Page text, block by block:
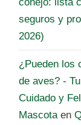
seguros y
2026)
¿Pueden los
de aves? -
Cuidado y
Mascota en